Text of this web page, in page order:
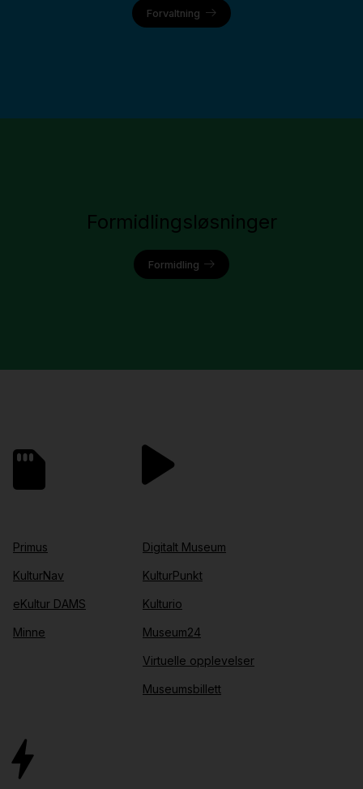
Forvaltning
Formidlingsløsninger
Formidling
Primus
KulturNav
eKultur DAMS
Minne
Digitalt Museum
KulturPunkt
Kulturio
Museum24
Virtuelle opplevelser
Museumsbillett